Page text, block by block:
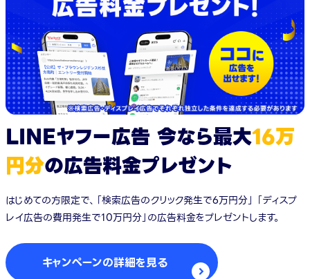
LINEヤフー広告 今なら最大16万
円分の広告料金プレゼント
はじめての方限定で、「検索広告のクリック発生で6万円分」 「ディスプ
レイ広告の費用発生で10万円分」の広告料金をプレゼントします。
キャンペーンの詳細を見る